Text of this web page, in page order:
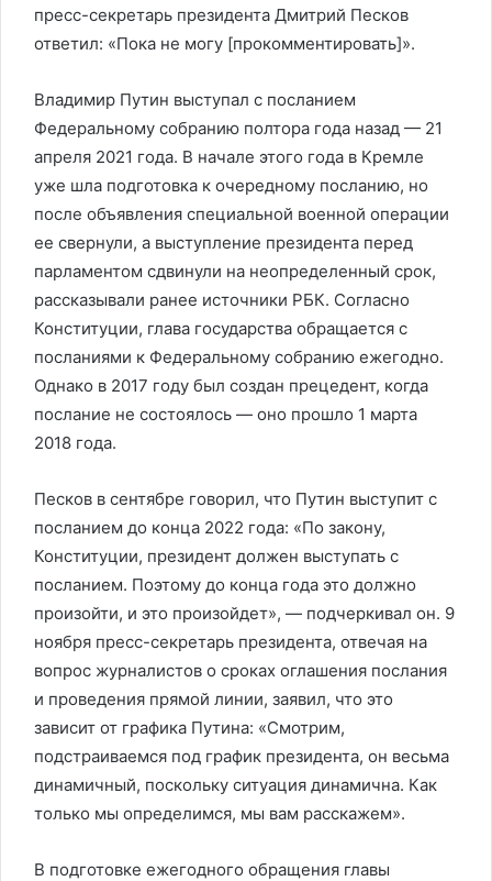
пресс-секретарь президента Дмитрий Песков
ответил: «Пока не могу [прокомментировать]».
Владимир Путин выступал с посланием
Федеральному собранию полтора года назад — 21
апреля 2021 года. В начале этого года в Кремле
уже шла подготовка к очередному посланию, но
после объявления специальной военной операции
ее свернули, а выступление президента перед
парламентом сдвинули на неопределенный срок,
рассказывали ранее источники РБК. Согласно
Конституции, глава государства обращается с
посланиями к Федеральному собранию ежегодно.
Однако в 2017 году был создан прецедент, когда
послание не состоялось — оно прошло 1 марта
2018 года.
Песков в сентябре говорил, что Путин выступит с
посланием до конца 2022 года: «По закону,
Конституции, президент должен выступать с
посланием. Поэтому до конца года это должно
произойти, и это произойдет», — подчеркивал он. 9
ноября пресс-секретарь президента, отвечая на
вопрос журналистов о сроках оглашения послания
и проведения прямой линии, заявил, что это
зависит от графика Путина: «Смотрим,
подстраиваемся под график президента, он весьма
динамичный, поскольку ситуация динамична. Как
только мы определимся, мы вам расскажем».
В подготовке ежегодного обращения главы